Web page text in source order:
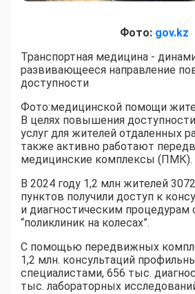
Фото: gov.kz
Транспортная медицина -
развивающееся направление
доступности
Фото:медицинской помощи
В целях повышения
услуг для жителей отдаленных
также активно работают
медицинские комплексы (ПМК).
В 2024 году 1,2 млн жителей
пунктов получили доступ к
и диагностическим
“поликлиник на колесах”.
С помощью передвижных
1,2 млн. консультаций
специалистами, 656 тыс.
тыс. лабораторных